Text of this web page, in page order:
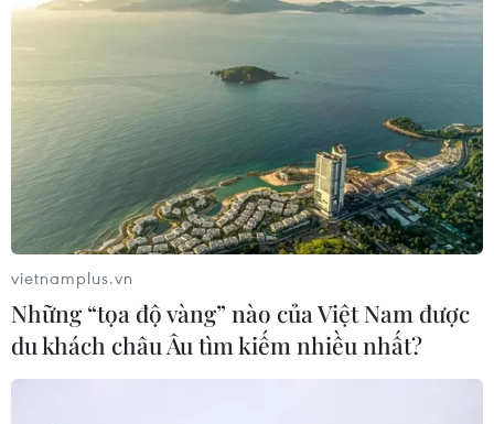
vietnamplus.vn
Những “tọa độ vàng” nào của Việt Nam được
du khách châu Âu tìm kiếm nhiều nhất?